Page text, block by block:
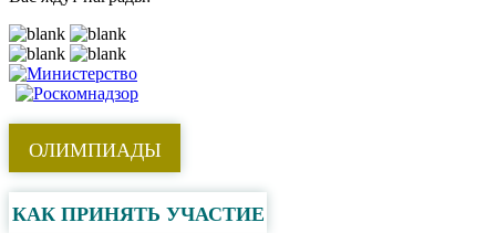
ОЛИМПИАДЫ
КАК ПРИНЯТЬ УЧАСТИЕ